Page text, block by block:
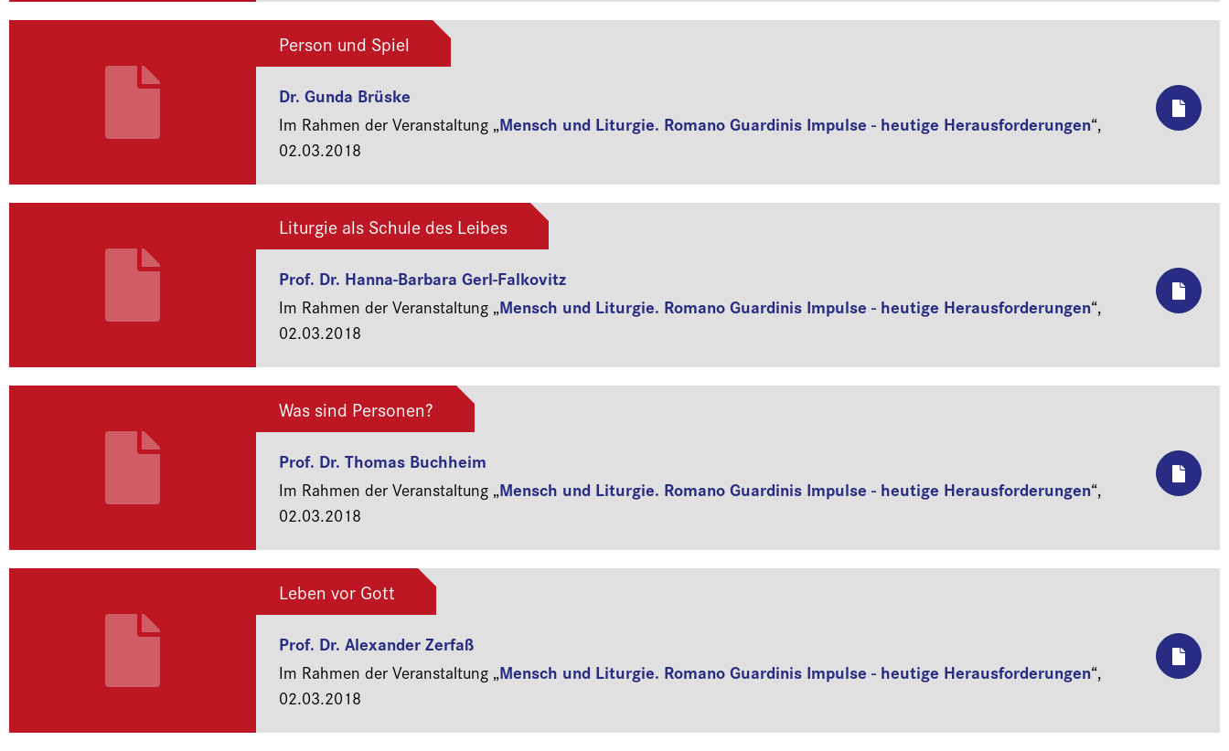
Person und Spiel
Dr. Gunda Brüske
Im Rahmen der Veranstaltung „Mensch und Liturgie. Romano Guardinis Impulse - heutige Herausforderungen“,
02.03.2018
Liturgie als Schule des Leibes
Prof. Dr. Hanna-Barbara Gerl-Falkovitz
Im Rahmen der Veranstaltung „Mensch und Liturgie. Romano Guardinis Impulse - heutige Herausforderungen“,
02.03.2018
Was sind Personen?
Prof. Dr. Thomas Buchheim
Im Rahmen der Veranstaltung „Mensch und Liturgie. Romano Guardinis Impulse - heutige Herausforderungen“,
02.03.2018
Leben vor Gott
Prof. Dr. Alexander Zerfaß
Im Rahmen der Veranstaltung „Mensch und Liturgie. Romano Guardinis Impulse - heutige Herausforderungen“,
02.03.2018